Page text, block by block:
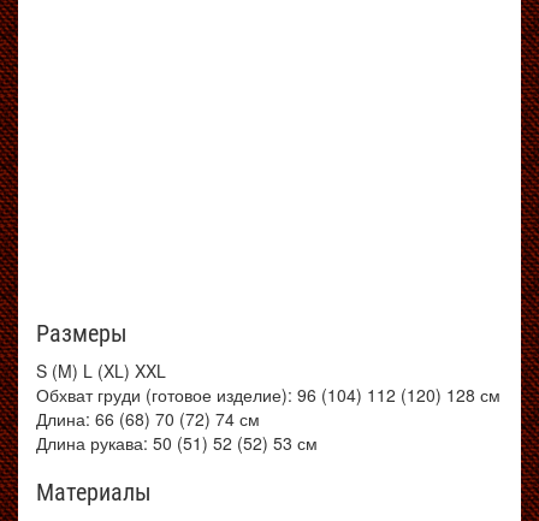
Размеры
S (M) L (XL) XXL
Обхват груди (готовое изделие): 96 (104) 112 (120) 128 см
Длина: 66 (68) 70 (72) 74 см
Длина рукава: 50 (51) 52 (52) 53 см
Материалы